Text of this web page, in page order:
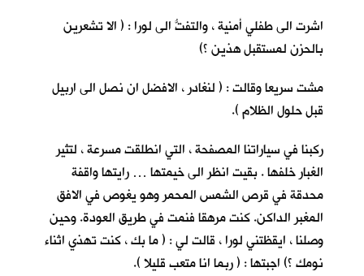
اشرت الى طفلي أمنية ، والتفتُّ الى لورا : ( الا تشعرين
بالحزن لمستقبل هذين ؟)
مشت سريعا وقالت : ( لنغادر ، الافضل ان نصل الى اربيل
قبل حلول الظلام ).
ركبنا في سياراتنا المصفحة ، التي انطلقت مسرعة ، لتثير
الغبار خلفها . بقيت انظر الى خيمتها … رايتها واقفة
محدقة في قرص الشمس المحمر وهو يغوص في الافق
المغبر الداكن. كنت مرهقا فنمت في طريق العودة. وحين
وصلنا ، ايقظتني لورا ، قالت لي : ( ما بك ، كنت تهذي اثناء
نومك ؟) اجبتها : ( ربما انا متعب قليلا ).